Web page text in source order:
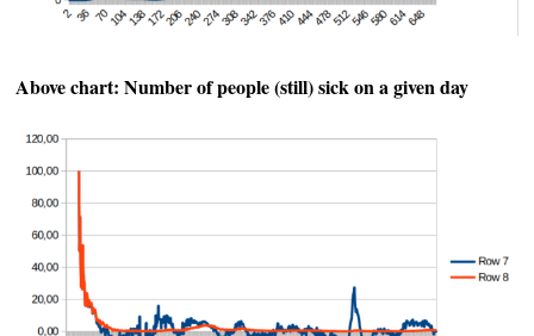
Above chart: Number of people (still) sick on a given day